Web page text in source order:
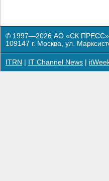
© 1997—2026 АО «СК
109147 г. Москва, ул.
ITRN IT Channel News